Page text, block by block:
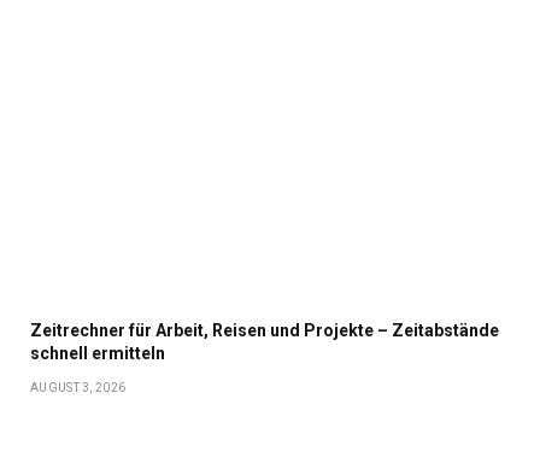
Zeitrechner für Arbeit, Reisen und Projekte – Zeitabstände
schnell ermitteln
AUGUST 3, 2026